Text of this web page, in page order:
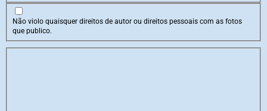
Não violo quaisquer direitos de autor ou direitos pessoais com as fotos
que publico.